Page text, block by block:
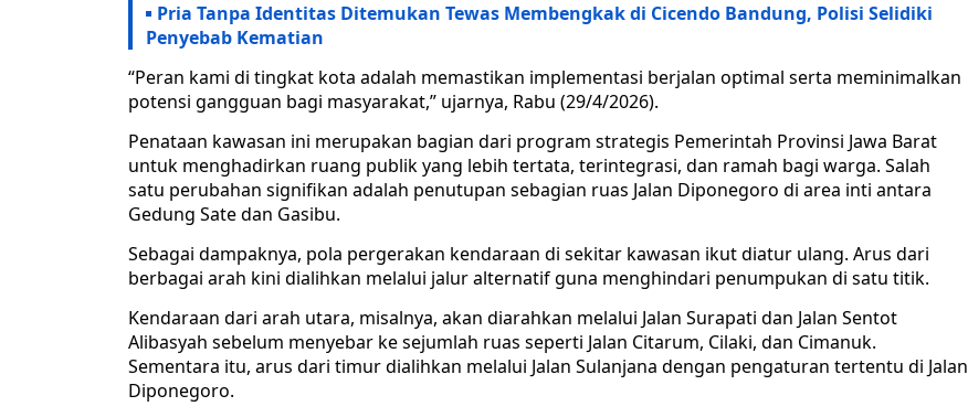
Pria Tanpa Identitas Ditemukan Tewas Membengkak di Cicendo Bandung, Polisi Selidiki
Penyebab Kematian
“Peran kami di tingkat kota adalah memastikan implementasi berjalan optimal serta meminimalkan
potensi gangguan bagi masyarakat,” ujarnya, Rabu (29/4/2026).
Penataan kawasan ini merupakan bagian dari program strategis Pemerintah Provinsi Jawa Barat
untuk menghadirkan ruang publik yang lebih tertata, terintegrasi, dan ramah bagi warga. Salah
satu perubahan signifikan adalah penutupan sebagian ruas Jalan Diponegoro di area inti antara
Gedung Sate dan Gasibu.
Sebagai dampaknya, pola pergerakan kendaraan di sekitar kawasan ikut diatur ulang. Arus dari
berbagai arah kini dialihkan melalui jalur alternatif guna menghindari penumpukan di satu titik.
Kendaraan dari arah utara, misalnya, akan diarahkan melalui Jalan Surapati dan Jalan Sentot
Alibasyah sebelum menyebar ke sejumlah ruas seperti Jalan Citarum, Cilaki, dan Cimanuk.
Sementara itu, arus dari timur dialihkan melalui Jalan Sulanjana dengan pengaturan tertentu di Jalan
Diponegoro.